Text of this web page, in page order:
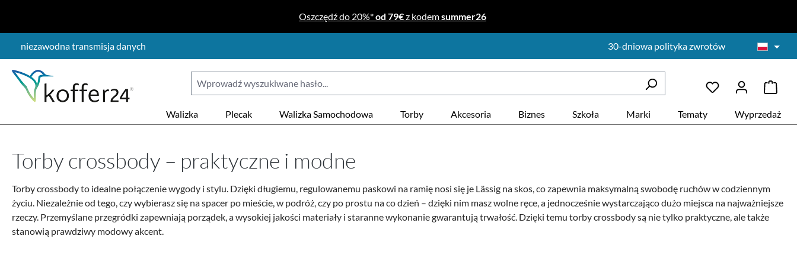
Oszczędź do 20%*od 79€z kodemsummer26
niezawodna transmisja danych 30-dniowa polityka zwrotów
Walizka Plecak Walizka Samochodowa Torby Akcesoria Biznes Szkoła Marki Tematy Wyprzedaż
Torby crossbody – praktyczne i modne
Torby crossbody to idealne połączenie wygody i stylu. Dzięki długiemu, regulowanemu paskowi na ramię nosi się je Lässig na skos, co zapewnia maksymalną swobodę ruchów w codziennym
życiu. Niezależnie od tego, czy wybierasz się na spacer po mieście, w podróż, czy po prostu na co dzień – dzięki nim masz wolne ręce, a jednocześnie wystarczająco dużo miejsca na najważniejsze
rzeczy. Przemyślane przegródki zapewniają porządek, a wysokiej jakości materiały i staranne wykonanie gwarantują trwałość. Dzięki temu torby crossbody są nie tylko praktyczne, ale także
stanowią prawdziwy modowy akcent.